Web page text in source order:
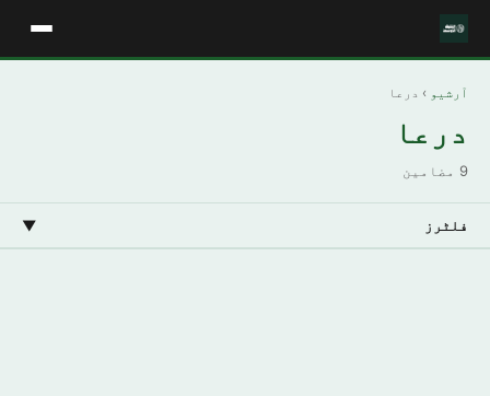
آرشیو › درعا
درعا
9 مضامین
فلٹرز ▼